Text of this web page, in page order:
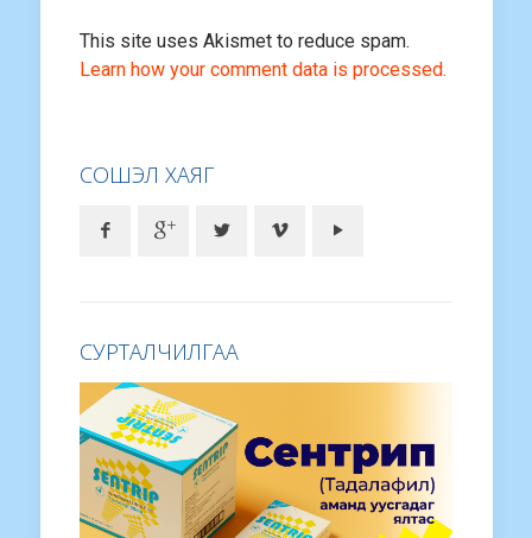
This site uses Akismet to reduce spam.
Learn how your comment data is processed.
СОШЭЛ ХАЯГ
СУРТАЛЧИЛГАА